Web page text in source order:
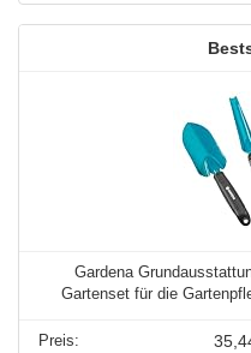
Gardena
Gartenset für die